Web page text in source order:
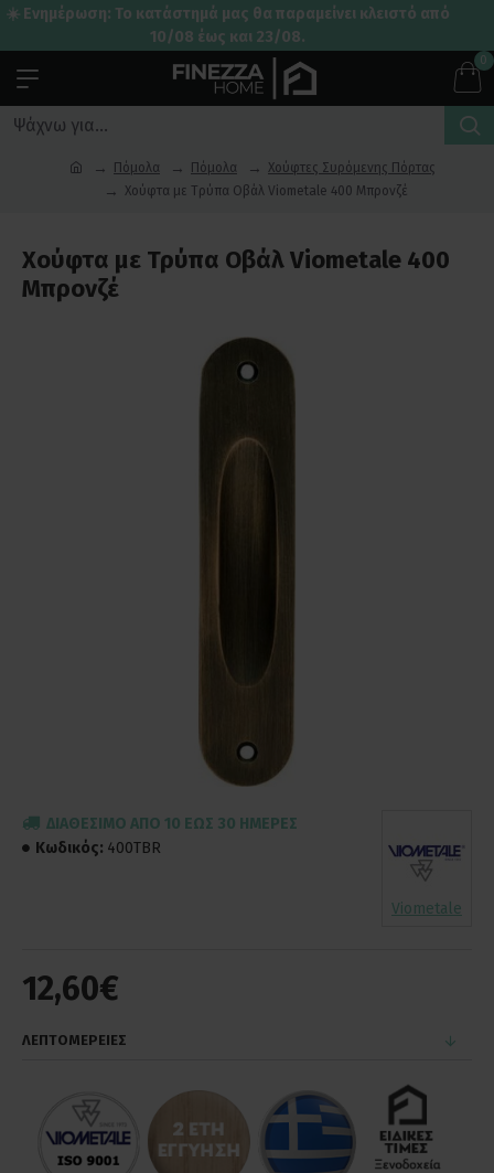
☀️ Ενημέρωση: Το κατάστημά μας θα παραμείνει κλειστό από
10/08 έως και 23/08.
0
Πόμολα Πόμολα
Χούφτες Συρόμενης Πόρτας
Χούφτα με Τρύπα Οβάλ Viometale 400 Μπρονζέ
Χούφτα με Τρύπα Οβάλ Viometale 400
Μπρονζέ
12,60€
ΔΙΑΘΈΣΙΜΟ ΑΠΌ 10 ΈΩΣ 30 ΗΜΈΡΕΣ
Κωδικός: 400TBR
Viometale
ΛΕΠΤΟΜΕΡΕΙΕΣ